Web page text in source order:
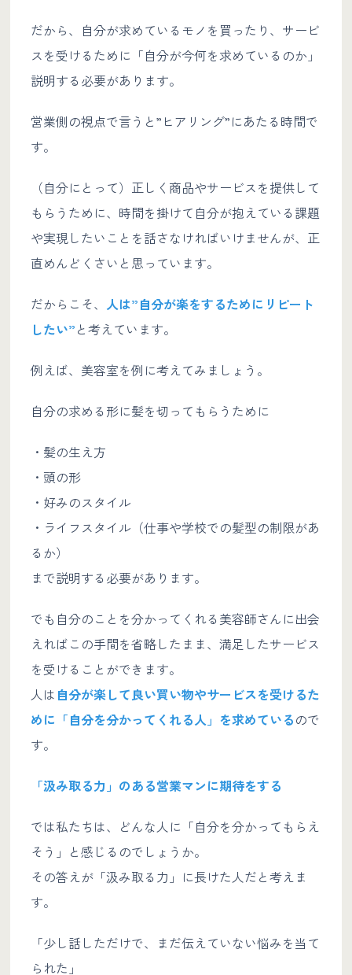
だから、自分が求めているモノを買ったり、サービ
スを受けるために「自分が今何を求めているのか」
説明する必要があります。
営業側の視点で言うと”ヒアリング”にあたる時間で
す。
（自分にとって）正しく商品やサービスを提供して
もらうために、時間を掛けて自分が抱えている課題
や実現したいことを話さなければいけませんが、正
直めんどくさいと思っています。
だからこそ、 人は”自分が楽をするためにリピート
したい”と考えています。
例えば、美容室を例に考えてみましょう。
自分の求める形に髪を切ってもらうために
・髪の生え方
・頭の形
・好みのスタイル
・ライフスタイル（仕事や学校での髪型の制限があ
るか）
まで説明する必要があります。
でも自分のことを分かってくれる美容師さんに出会
えればこの手間を省略したまま、満足したサービス
を受けることができます。
人は 自分が楽して良い買い物やサービスを受けるた
めに「自分を分かってくれる人」を求めているので
す。
「汲み取る力」のある営業マンに期待をする
では私たちは、どんな人に「自分を分かってもらえ
そう」と感じるのでしょうか。
その答えが「汲み取る力」に長けた人だと考えま
す。
「少し話しただけで、まだ伝えていない悩みを当て
られた」